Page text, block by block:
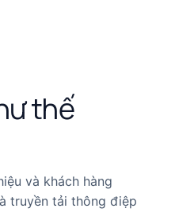
thế
và khách hàng
truyền tải thông điệp